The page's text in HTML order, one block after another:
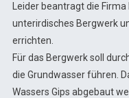
Leider beantragt die
unterirdisches Bergwerk
errichten.
Für das Bergwerk soll
die Grundwasser führen.
Wassers Gips abgebaut